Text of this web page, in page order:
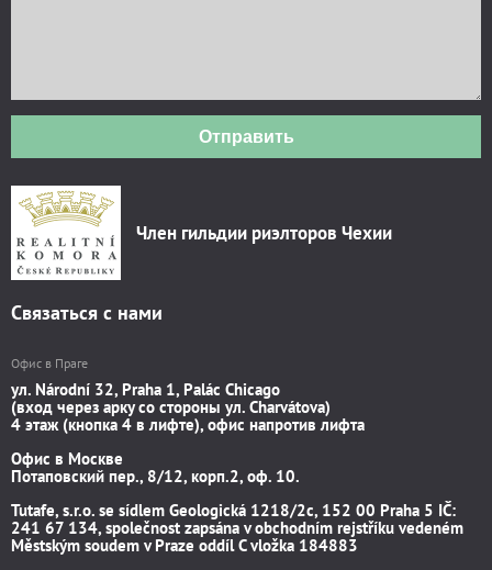
Отправить
Член гильдии риэлторов Чехии
Связаться с нами
Офис в Праге
ул. Národní 32, Praha 1, Palác Chicago
(вход через арку со стороны ул. Charvátova)
4 этаж (кнопка 4 в лифте), офис напротив лифта
Офис в Москве
Потаповский пер., 8/12, корп.2, оф. 10.
Tutafe, s.r.o. se sídlem Geologická 1218/2c, 152 00 Praha 5 IČ:
241 67 134, společnost zapsána v obchodním rejstříku vedeném
Městským soudem v Praze oddíl C vložka 184883